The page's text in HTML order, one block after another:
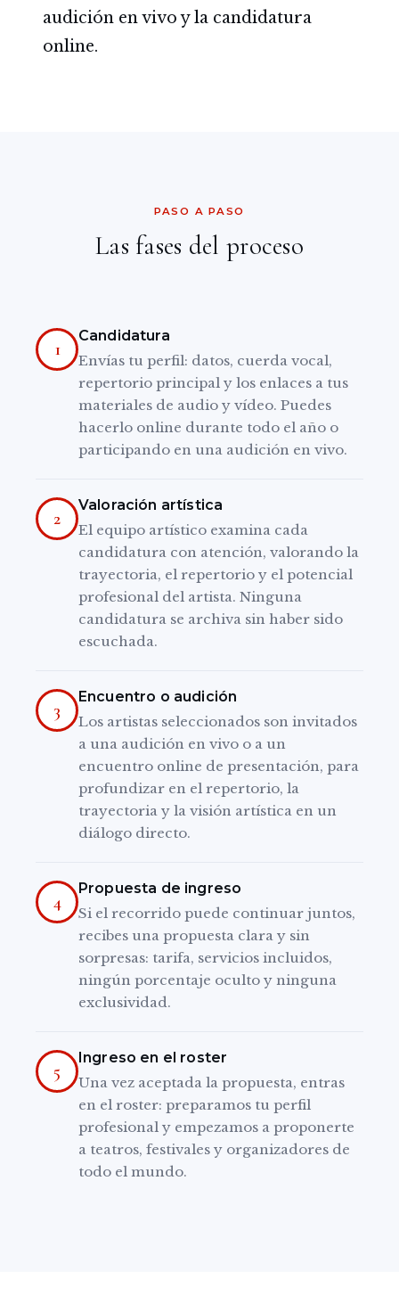
audición en vivo y la candidatura
online.
PASO A PASO
Las fases del proceso
1
Candidatura
Envías tu perfil: datos, cuerda vocal,
repertorio principal y los enlaces a tus
materiales de audio y vídeo. Puedes
hacerlo online durante todo el año o
participando en una audición en vivo.
2
Valoración artística
El equipo artístico examina cada
candidatura con atención, valorando la
trayectoria, el repertorio y el potencial
profesional del artista. Ninguna
candidatura se archiva sin haber sido
escuchada.
3
Encuentro o audición
Los artistas seleccionados son invitados
a una audición en vivo o a un
encuentro online de presentación, para
profundizar en el repertorio, la
trayectoria y la visión artística en un
diálogo directo.
4
Propuesta de ingreso
Si el recorrido puede continuar juntos,
recibes una propuesta clara y sin
sorpresas: tarifa, servicios incluidos,
ningún porcentaje oculto y ninguna
exclusividad.
5
Ingreso en el roster
Una vez aceptada la propuesta, entras
en el roster: preparamos tu perfil
profesional y empezamos a proponerte
a teatros, festivales y organizadores de
todo el mundo.